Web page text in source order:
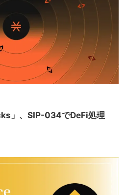
」、SIP-034でDeFi処理